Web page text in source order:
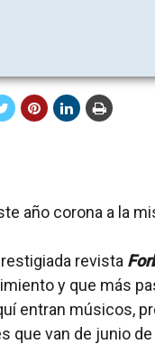
año corona a la
revista
y que más
entran músicos,
que van de junio